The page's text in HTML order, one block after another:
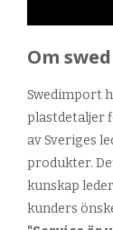
Om
Swedimport
plastdetaljer
av Sveriges
produkter.
kunskap
kunders